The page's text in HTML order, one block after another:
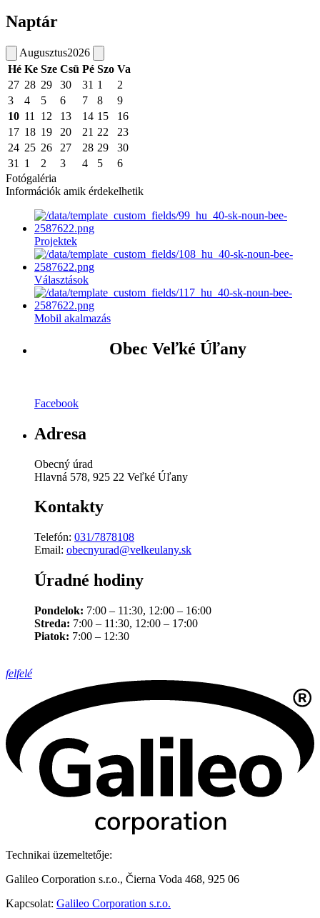
Naptár
Augusztus2026
Hé Ke Sze Csü Pé Szo Va
27 28 29 30 31 1
2
3
4 5 6 7 8
9
10 11 12 13 14 15
16
17 18 19 20 21 22
23
24 25 26 27 28 29
30
31
1 2 3 4 5
6
Fotógaléria
Információk amik érdekelhetik
Projektek
Választások
Mobil akalmazás
Obec Veľké Úľany
Facebook
Adresa
Obecný úrad
Hlavná 578, 925 22 Veľké Úľany
Kontakty
Telefón: 031/7878108
Email: obecnyurad@velkeulany.sk
Úradné hodiny
Pondelok: 7:00 – 11:30, 12:00 – 16:00
Streda: 7:00 – 11:30, 12:00 – 17:00
Piatok: 7:00 – 12:30
felfelé
Technikai üzemeltetője:
Galileo Corporation s.r.o., Čierna Voda 468, 925 06
Kapcsolat: Galileo Corporation s.r.o.